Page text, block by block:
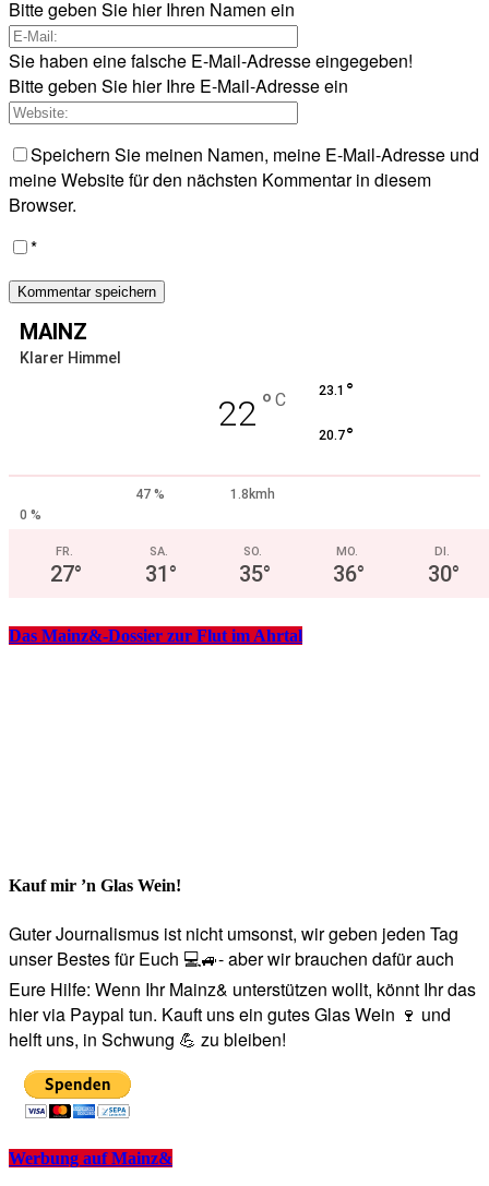
Bitte geben Sie hier Ihren Namen ein
Sie haben eine falsche E-Mail-Adresse eingegeben!
Bitte geben Sie hier Ihre E-Mail-Adresse ein
Speichern Sie meinen Namen, meine E-Mail-Adresse und
meine Website für den nächsten Kommentar in diesem
Browser.
*
MAINZ
Klarer Himmel
22 ° C 23.1 °
20.7°
47 %
1.8kmh
0 %
FR.
27°
SA.
31°
SO.
35°
MO.
36°
DI.
30°
Das Mainz&-Dossier zur Flut im Ahrtal
Kauf mir ’n Glas Wein!
Guter Journalismus ist nicht umsonst, wir geben jeden Tag
unser Bestes für Euch 💻🚙- aber wir brauchen dafür auch
Eure Hilfe: Wenn Ihr Mainz& unterstützen wollt, könnt Ihr das
hier via Paypal tun. Kauft uns ein gutes Glas Wein 🍷 und
helft uns, in Schwung 💪 zu bleiben!
Werbung auf Mainz&